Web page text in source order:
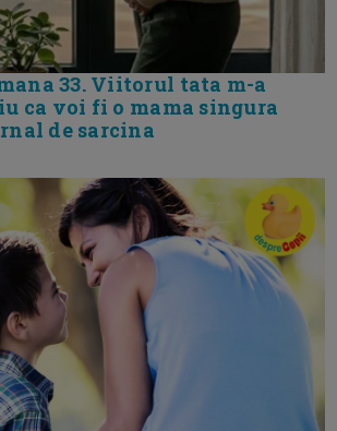
33. Viitorul tata m-a
ca voi fi o mama singura
de sarcina